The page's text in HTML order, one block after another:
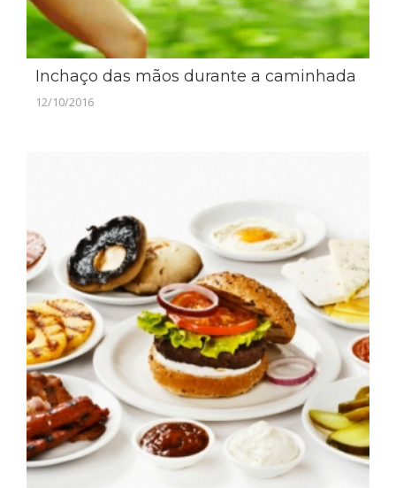
Inchaço das mãos durante a caminhada
12/10/2016